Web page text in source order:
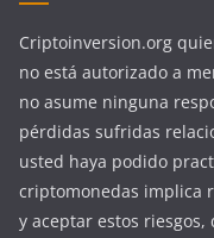
Criptoinversion.org
no está autorizado a
no asume ninguna
pérdidas sufridas
usted haya podido
criptomonedas implica
y aceptar estos